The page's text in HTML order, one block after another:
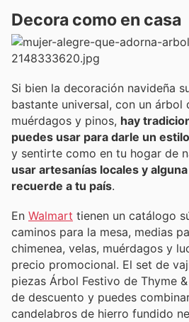
Decora como en casa
Si bien la decoración navideña
bastante universal, con un árbol
muérdagos y pinos, hay
puedes usar para darle un
y sentirte como en tu hogar de
usar artesanías locales y
recuerde a tu país.
En Walmart tienen un catálogo
caminos para la mesa, medias
chimenea, velas, muérdagos y
precio promocional. El set de
piezas Árbol Festivo de Thyme
de descuento y puedes
candelabros de hierro fundido